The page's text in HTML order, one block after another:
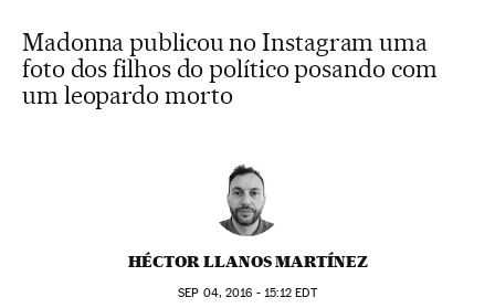
Madonna publicou no Instagram uma
foto dos filhos do político posando com
um leopardo morto
HÉCTOR LLANOS MARTÍNEZ
SEP 04, 2016 - 15:12 EDT